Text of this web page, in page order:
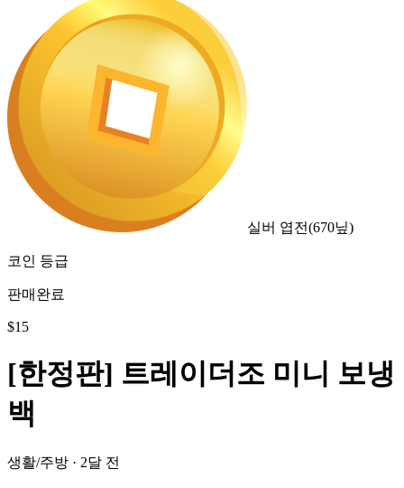
실버 엽전(670닢)
코인 등급
판매완료
$15
[한정판] 트레이더조 미니 보냉
백
생활/주방 · 2달 전